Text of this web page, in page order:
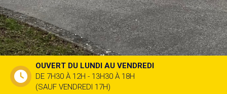
OUVERT DU LUNDI AU VENDREDI
DE 7H30 À 12H - 13H30 À 18H
(SAUF VENDREDI 17H)